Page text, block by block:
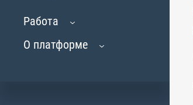
Работа
О платформе